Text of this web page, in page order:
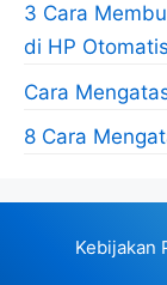
3 Cara
di HP Otomatis
Cara
8 Cara
Kebijakan